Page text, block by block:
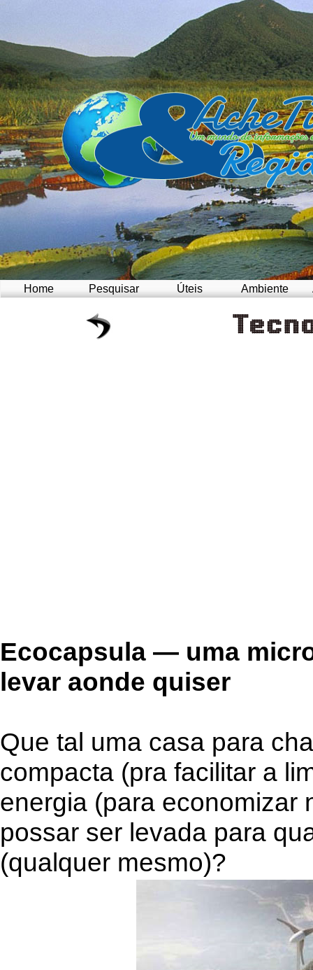
Home Pesquisar Úteis Ambiente
Ecocapsula — uma
levar aonde quiser
Que tal uma casa para
compacta (pra facilitar a
energia (para economizar
possar ser levada para
(qualquer mesmo)?